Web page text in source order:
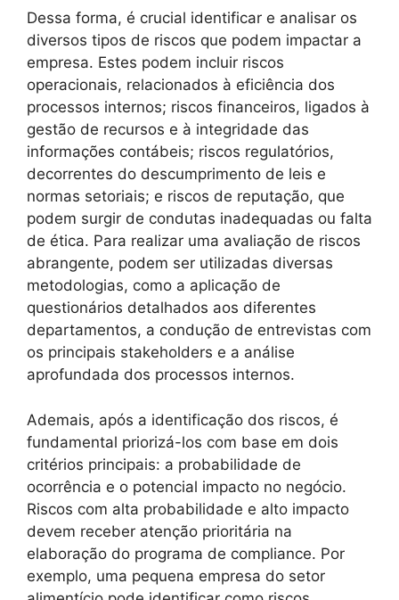
Dessa forma, é crucial identificar e analisar os
diversos tipos de riscos que podem impactar a
empresa. Estes podem incluir riscos
operacionais, relacionados à eficiência dos
processos internos; riscos financeiros, ligados à
gestão de recursos e à integridade das
informações contábeis; riscos regulatórios,
decorrentes do descumprimento de leis e
normas setoriais; e riscos de reputação, que
podem surgir de condutas inadequadas ou falta
de ética. Para realizar uma avaliação de riscos
abrangente, podem ser utilizadas diversas
metodologias, como a aplicação de
questionários detalhados aos diferentes
departamentos, a condução de entrevistas com
os principais stakeholders e a análise
aprofundada dos processos internos.
Ademais, após a identificação dos riscos, é
fundamental priorizá-los com base em dois
critérios principais: a probabilidade de
ocorrência e o potencial impacto no negócio.
Riscos com alta probabilidade e alto impacto
devem receber atenção prioritária na
elaboração do programa de compliance. Por
exemplo, uma pequena empresa do setor